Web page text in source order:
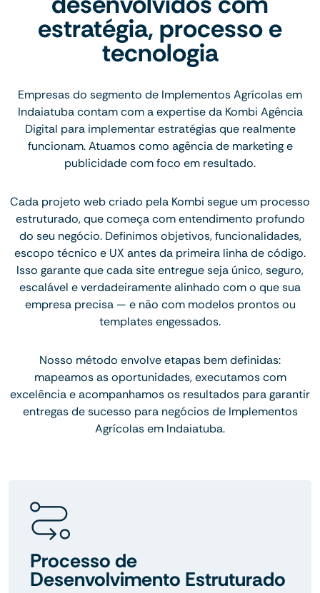
estratégia, processo e
tecnologia
Empresas do segmento de Implementos Agrícolas em
Indaiatuba contam com a expertise da Kombi Agência
Digital para implementar estratégias que realmente
funcionam. Atuamos como agência de marketing e
publicidade com foco em resultado.
Cada projeto web criado pela Kombi segue um processo
estruturado, que começa com entendimento profundo
do seu negócio. Definimos objetivos, funcionalidades,
escopo técnico e UX antes da primeira linha de código.
Isso garante que cada site entregue seja único, seguro,
escalável e verdadeiramente alinhado com o que sua
empresa precisa — e não com modelos prontos ou
templates engessados.
Nosso método envolve etapas bem definidas:
mapeamos as oportunidades, executamos com
excelência e acompanhamos os resultados para garantir
entregas de sucesso para negócios de Implementos
Agrícolas em Indaiatuba.
Processo de
Desenvolvimento Estruturado